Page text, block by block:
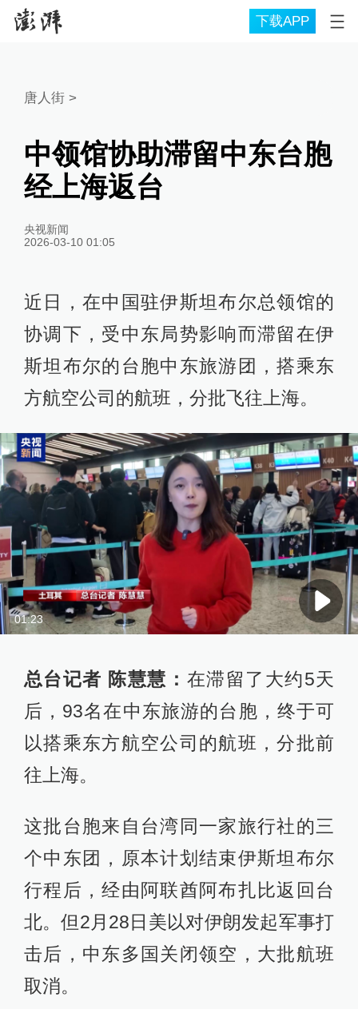
下载APP
唐人街>
中领馆协助滞留中东台胞
经上海返台
央视新闻
2026-03-10 01:05
近日，在中国驻伊斯坦布尔总领馆的
协调下，受中东局势影响而滞留在伊
斯坦布尔的台胞中东旅游团，搭乘东
方航空公司的航班，分批飞往上海。
01:23
总台记者 陈慧慧： 在滞留了大约5天
后，93名在中东旅游的台胞，终于可
以搭乘东方航空公司的航班，分批前
往上海。
这批台胞来自台湾同一家旅行社的三
个中东团，原本计划结束伊斯坦布尔
行程后，经由阿联酋阿布扎比返回台
北。但2月28日美以对伊朗发起军事打
击后，中东多国关闭领空，大批航班
取消。